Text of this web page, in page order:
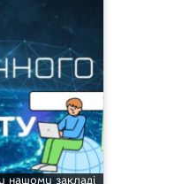
нашому закладі